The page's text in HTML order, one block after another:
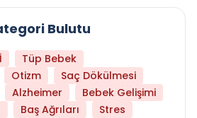
Bulutu
Tüp Bebek
Otizm
Saç Dökülmesi
Alzheimer
Bebek Gelişimi
Baş Ağrıları
Stres